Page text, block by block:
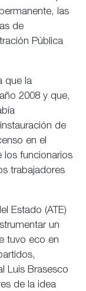
las
de
Pública
que la
2008 y que,
de
en el
los funcionarios
trabajadores
Estado (ATE)
un
tuvo eco en
Luis Brasesco
de la idea